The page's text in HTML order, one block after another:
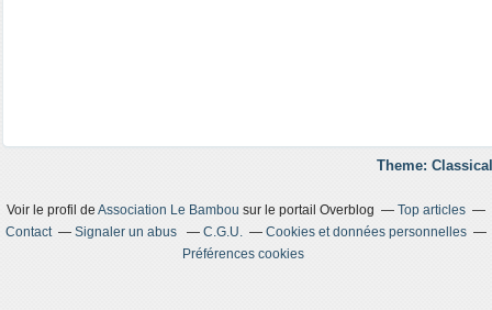
Theme:
Voir le profil de Association Le Bambou sur le portail Overblog
Top articles
Contact
Signaler un abus C.G.U.
Cookies et données personnelles
Préférences cookies